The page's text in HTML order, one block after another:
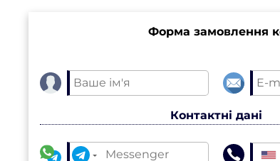
Форма замовлення
Контактні дані